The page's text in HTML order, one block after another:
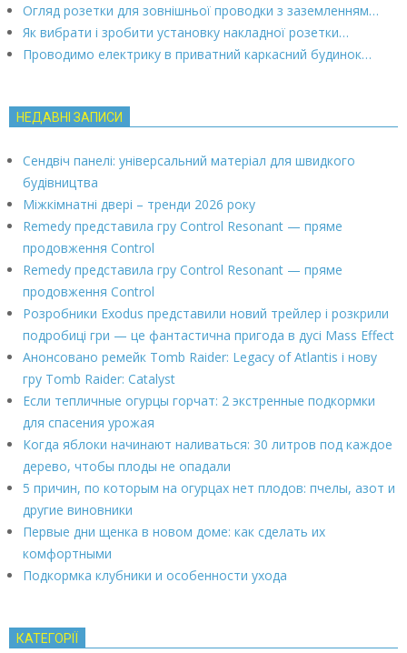
Огляд розетки для зовнішньої проводки з заземленням…
Як вибрати і зробити установку накладної розетки…
Проводимо електрику в приватний каркасний будинок…
НЕДАВНІ ЗАПИСИ
Сендвіч панелі: універсальний матеріал для швидкого
будівництва
Міжкімнатні двері – тренди 2026 року
Remedy представила гру Control Resonant — пряме
продовження Control
Remedy представила гру Control Resonant — пряме
продовження Control
Розробники Exodus представили новий трейлер і розкрили
подробиці гри — це фантастична пригода в дусі Mass Effect
Анонсовано ремейк Tomb Raider: Legacy of Atlantis і нову
гру Tomb Raider: Catalyst
Если тепличные огурцы горчат: 2 экстренные подкормки
для спасения урожая
Когда яблоки начинают наливаться: 30 литров под каждое
дерево, чтобы плоды не опадали
5 причин, по которым на огурцах нет плодов: пчелы, азот и
другие виновники
Первые дни щенка в новом доме: как сделать их
комфортными
Подкормка клубники и особенности ухода
КАТЕГОРІЇ